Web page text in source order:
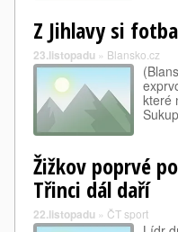
Z Jihlavy si
23.listopadu » Blansko.cz
které
Žižkov poprvé
Třinci dál daří
22.listopadu » ČT sport